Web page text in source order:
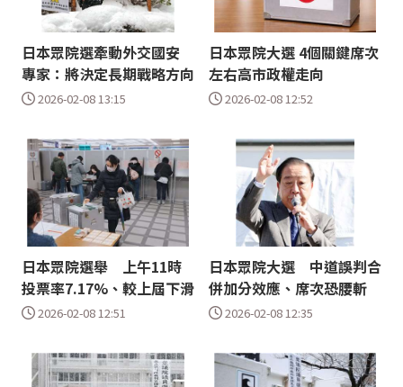
日本眾院選牽動外交國安
專家：將決定長期戰略方向
2026-02-08 13:15
日本眾院大選 4個關鍵席次
左右高市政權走向
2026-02-08 12:52
日本眾院選舉 上午11時
投票率7.17%、較上屆下滑
2026-02-08 12:51
日本眾院大選 中道誤判合
併加分效應、席次恐腰斬
2026-02-08 12:35